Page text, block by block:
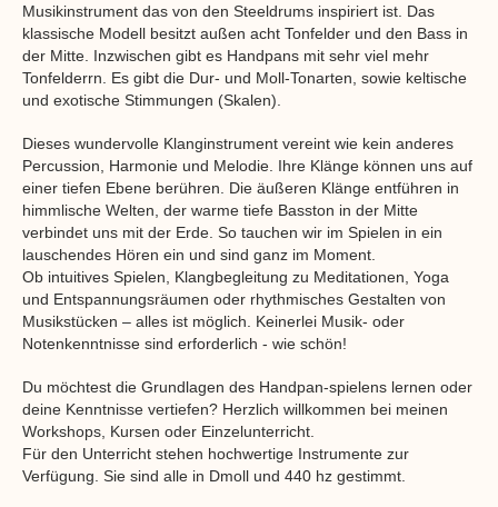
Musikinstrument das von den Steeldrums inspiriert ist. Das
klassische Modell besitzt außen acht Tonfelder und den Bass in
der Mitte. Inzwischen gibt es Handpans mit sehr viel mehr
Tonfelderrn. Es gibt die Dur- und Moll-Tonarten, sowie keltische
und exotische Stimmungen (Skalen).
Dieses wundervolle Klanginstrument vereint wie kein anderes
Percussion, Harmonie und Melodie. Ihre Klänge können uns auf
einer tiefen Ebene berühren. Die äußeren Klänge entführen in
himmlische Welten, der warme tiefe Basston in der Mitte
verbindet uns mit der Erde. So tauchen wir im Spielen in ein
lauschendes Hören ein und sind ganz im Moment.
Ob intuitives Spielen, Klangbegleitung zu Meditationen, Yoga
und Entspannungsräumen oder rhythmisches Gestalten von
Musikstücken – alles ist möglich. Keinerlei Musik- oder
Notenkenntnisse sind erforderlich - wie schön!
Du möchtest die Grundlagen des Handpan-spielens lernen oder
deine Kenntnisse vertiefen? Herzlich willkommen bei meinen
Workshops, Kursen oder Einzelunterricht.
Für den Unterricht stehen hochwertige Instrumente zur
Verfügung. Sie sind alle in Dmoll und 440 hz gestimmt.